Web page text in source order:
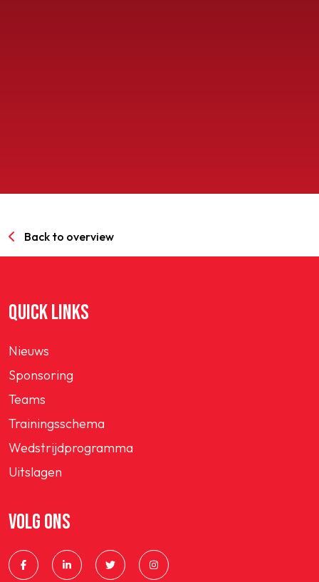
Back to overview
QUICK LINKS
Nieuws
Sponsoring
Teams
Trainingsschema
Wedstrijdprogramma
Uitslagen
VOLG ONS